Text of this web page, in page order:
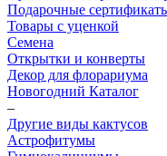
Подарочные
Товары с уценкой
Семена
Открытки и конверты
Декор для флорариума
Новогодний Каталог
–
Другие виды кактусов
Астрофитумы